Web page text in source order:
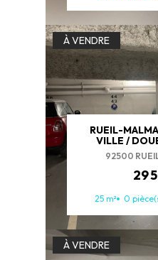
RUEIL-
VILLE /
92500
29
25 m² 0
À VENDRE
À VENDRE